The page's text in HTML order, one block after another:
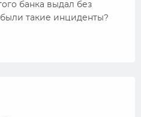
банка выдал без
такие инциденты?